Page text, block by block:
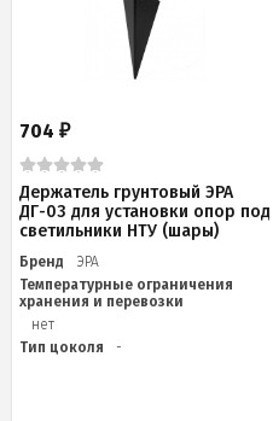
704 ₽
Держатель грунтовый ЭРА
ДГ-03 для установки опор под
светильники НТУ (шары)
Бренд
ЭРА
Температурные ограничения
хранения и перевозки
нет
Тип цоколя
-